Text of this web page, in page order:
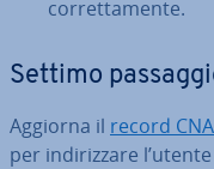
cor­ret­ta­men­te.
Settimo
Aggiorna il record
per in­di­riz­za­re